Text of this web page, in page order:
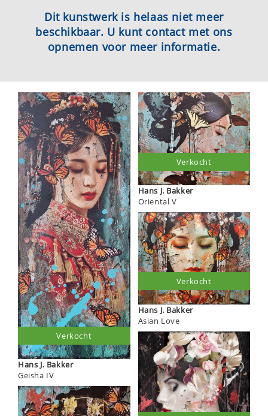
Dit kunstwerk is helaas niet meer
beschikbaar. U kunt contact met ons
opnemen voor meer informatie.
Hans J. Bakker
Geisha IV
Verkocht
Hans J. Bakker
Oriental V
Verkocht
Hans J. Bakker
Asian Love
Verkocht